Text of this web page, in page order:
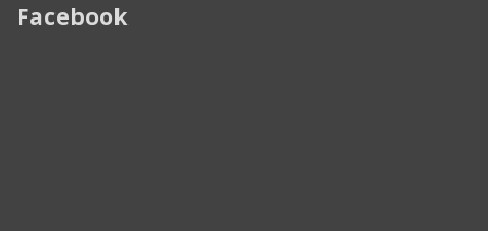
Facebook